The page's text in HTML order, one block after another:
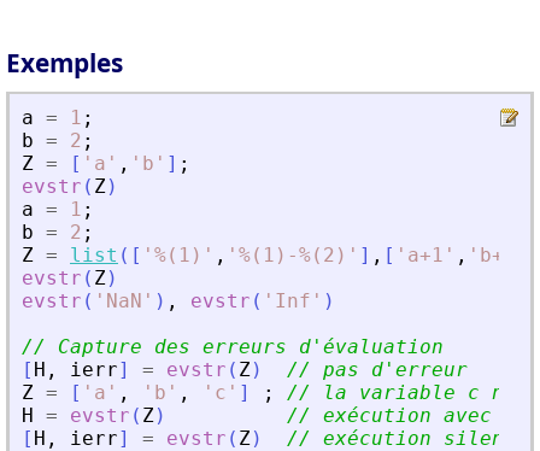
Exemples
a = 1 ;
b = 2 ;
Z = [ ' a ' , ' b ' ] ;
evstr ( Z)
a = 1 ;
b = 2 ;
Z = list ( [ ' %(1) ' , ' %(1)-%(2) ' ] , [ ' a+1 ' , ' b+1
evstr ( Z)
evstr ( ' NaN ' ) , evstr ( ' Inf ' )
// Capture des erreurs d ' évaluation
[ H , ierr] = evstr ( Z) // pas d ' erreur
Z = [ ' a ' , ' b ' , ' c ' ] ; // la variable c n
H = evstr ( Z)
// exécution avec
[ H , ierr] = evstr ( Z) // exécution